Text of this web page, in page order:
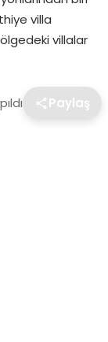
villa
villalar
Paylaş